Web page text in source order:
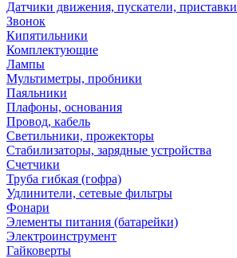
Датчики движения, пускатели, приставки
Звонок
Кипятильники
Комплектующие
Лампы
Мультиметры, пробники
Паяльники
Плафоны, основания
Провод, кабель
Светильники, прожекторы
Стабилизаторы, зарядные устройства
Счетчики
Труба гибкая (гофра)
Удлинители, сетевые фильтры
Фонари
Элементы питания (батарейки)
Электроинструмент
Гайковерты